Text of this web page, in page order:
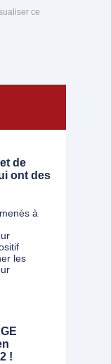
ce
de
ont des
à
les
!